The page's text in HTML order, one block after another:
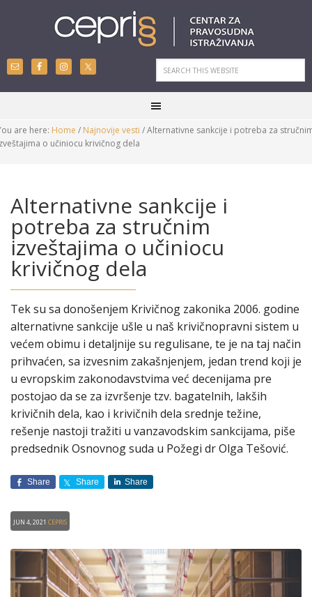
are here: Home / Najnovije vesti /Alternativne sankcije i potreba za
o učiniocu krivičnog dela
Alternativne sankcije i
potreba za stručnim
izveštajima o učiniocu
krivičnog dela
Tek su sa donošenjem Krivičnog zakonika 2006. godine
alternativne sankcije ušle u naš krivičnopravni sistem u
većem obimu i detaljnije su regulisane, te je na taj način
prihvaćen, sa izvesnim zakašnjenjem, jedan trend koji je
u evropskim zakonodavstvima već decenijama pre
postojao da se za izvršenje tzv. bagatelnih, lakših
krivičnih dela, kao i krivičnih dela srednje težine,
rešenje nastoji tražiti u vanzavodskim sankcijama, piše
predsednik Osnovnog suda u Požegi dr Olga Tešović.
Share Share Share
Jun 4, 2021 CEPRIS